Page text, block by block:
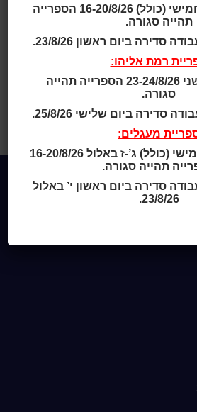
קינן.
למופע.
בימים ראשון עד חמישי (כולל) 16-20/8/26 הספרייה
תהייה סגורה.
סדירה ביום ראשון 23/8/26.
רמת אליהו:
בימים ראשון ושני 23-24/8/26 הספרייה תהייה
סגורה.
סדירה ביום שלישי 25/8/26.
מעגלים:
בימים ראשון עד חמישי (כולל) ג’-ז באלול 16-20/8/26
תהייה סגורה.
סדירה ביום ראשון י’ באלול
23/8/26.